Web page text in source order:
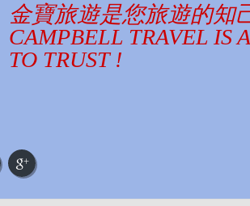
金寶旅遊是您旅遊的知
CAMPBELL TRAVEL IS
TO TRUST !